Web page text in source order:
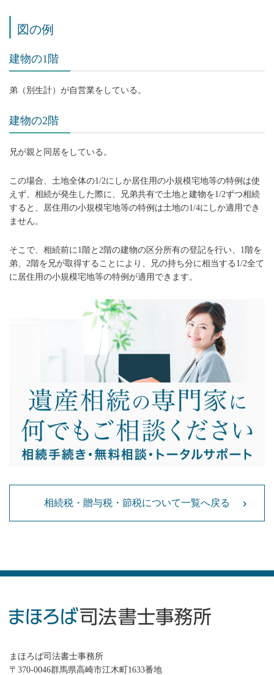
図の例
建物の1階
弟（別生計）が自営業をしている。
建物の2階
兄が親と同居をしている。
この場合、土地全体の1/2にしか居住用の小規模宅地等の特例は使
えず、相続が発生した際に、兄弟共有で土地と建物を1/2ずつ相続
すると、居住用の小規模宅地等の特例は土地の1/4にしか適用でき
ません。
そこで、相続前に1階と2階の建物の区分所有の登記を行い、1階を
弟、2階を兄が取得することにより、兄の持ち分に相当する1/2全て
に居住用の小規模宅地等の特例が適用できます。
相続税・贈与税・節税について一覧へ戻る
まほろば司法書士事務所
〒370-0046群馬県高崎市江木町1633番地